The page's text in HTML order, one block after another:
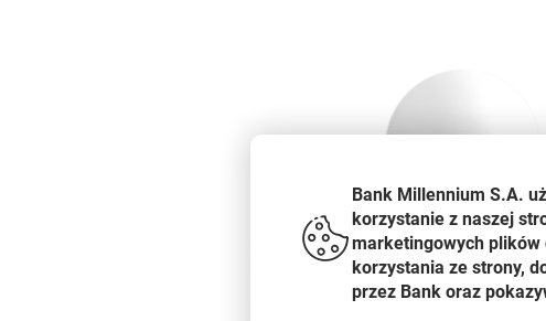
Zestawienie TOP 100 Marek w
pod kątem oferowanych przez nie
Rozwiązywania problemów,
Bank Millennium S.A.
korzystanie z naszej
marketingowych plików
korzystania ze strony,
przez Bank oraz